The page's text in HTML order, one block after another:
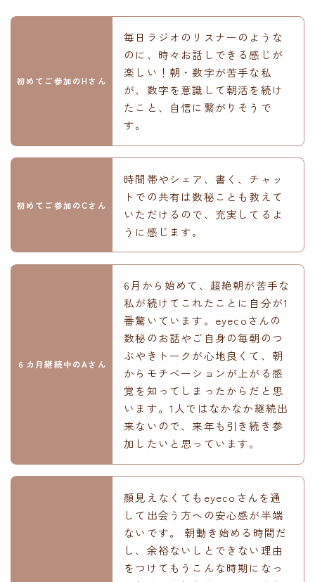
初めてご参加のHさん
毎日ラジオのリスナーのような
のに、時々お話しできる感じが
楽しい！朝・数字が苦手な私
が、数字を意識して朝活を続け
たこと、自信に繋がりそうで
す。
初めてご参加のCさん
時間帯やシェア、書く、チャッ
トでの共有は数秘ことも教えて
いただけるので、充実してるよ
うに感じます。
６カ月継続中のAさん
6月から始めて、超絶朝が苦手な
私が続けてこれたことに自分が1
番驚いています。eyecoさんの
数秘のお話やご自身の毎朝のつ
ぶやきトークが心地良くて、朝
からモチベーションが上がる感
覚を知ってしまったからだと思
います。1人ではなかなか継続出
来ないので、来年も引き続き参
加したいと思っています。
顔見えなくてもeyecoさんを通
して出会う方への安心感が半端
ないです。 朝動き始める時間だ
し、余裕ないしとできない理由
をつけてもうこんな時期になっ